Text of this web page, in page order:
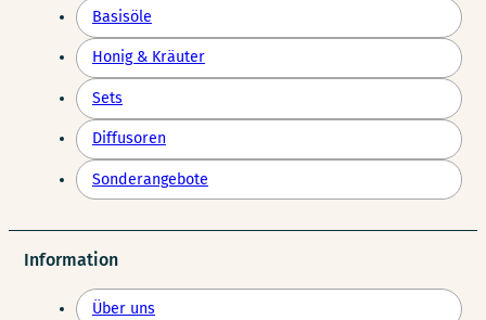
Basisöle
Honig & Kräuter
Sets
Diffusoren
Sonderangebote
Information
Über uns